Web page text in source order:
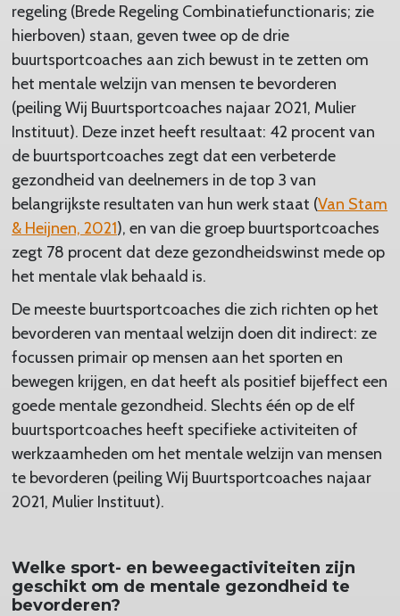
regeling (Brede Regeling Combinatiefunctionaris; zie
hierboven) staan, geven twee op de drie
buurtsportcoaches aan zich bewust in te zetten om
het mentale welzijn van mensen te bevorderen
(peiling Wij Buurtsportcoaches najaar 2021, Mulier
Instituut). Deze inzet heeft resultaat: 42 procent van
de buurtsportcoaches zegt dat een verbeterde
gezondheid van deelnemers in de top 3 van
belangrijkste resultaten van hun werk staat (Van Stam
& Heijnen, 2021), en van die groep buurtsportcoaches
zegt 78 procent dat deze gezondheidswinst mede op
het mentale vlak behaald is.
De meeste buurtsportcoaches die zich richten op het
bevorderen van mentaal welzijn doen dit indirect: ze
focussen primair op mensen aan het sporten en
bewegen krijgen, en dat heeft als positief bijeffect een
goede mentale gezondheid. Slechts één op de elf
buurtsportcoaches heeft specifieke activiteiten of
werkzaamheden om het mentale welzijn van mensen
te bevorderen (peiling Wij Buurtsportcoaches najaar
2021, Mulier Instituut).
Welke sport- en beweegactiviteiten zijn
geschikt om de mentale gezondheid te
bevorderen?